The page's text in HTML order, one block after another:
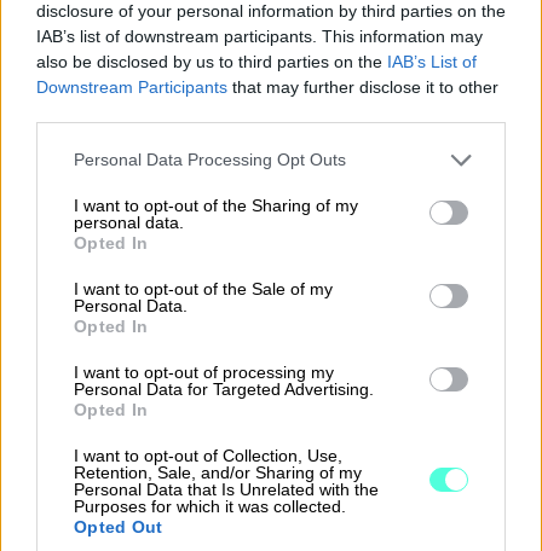
disclosure of your personal information by third parties on the
IAB’s list of downstream participants. This information may
also be disclosed by us to third parties on the IAB’s List of
Downstream Participants that may further disclose it to other
Please note that this website/app uses one or more Google
not limited to your visit or usage behaviour. You may click to
grant or deny consent to Google and its third-party tags to
use your data for below specified purposes in below Google
consent section.
Personal Data Processing Opt Outs
I want to opt-out of the Sharing of my
personal data.
Opted In
I want to opt-out of the Sale of my
Personal Data.
Opted In
I want to opt-out of processing my
Personal Data for Targeted Advertising.
Opted In
I want to opt-out of Collection, Use,
Retention, Sale, and/or Sharing of my
Personal Data that Is Unrelated with the
Purposes for which it was collected.
Opted Out
selkeyttää toimintaa, kasvattaa osaamista ja luo
pohjan kannattavalle kasvulle.
Kenelle Onni‑projekti sopii?
Tilitoimistoille, jotka ovat vaihtamassa
taloushallinto-ohjelmistoa
Tiimeille, joissa muutos koskee useita
Johtajille, jotka haluavat varmistaa hallitun
Onni‑projektin hyödyt
Ohjelmiston vaihto etenee selkeän
projektisuunnitelman mukaisesti
Asiakkaiden siirrot hoituvat hallitusti ja
aikataulussa
Tiimin osaaminen vahvistuu koulutusten ja
Onni‑projektin jälkeen
Tilitoimisto käyttää Procountoria sujuvasti
osana arkea